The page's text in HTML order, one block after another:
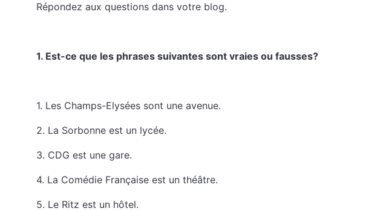
Répondez aux questions dans votre blog.
1. Est-ce que les phrases suivantes sont vraies ou fausses?
1. Les Champs-Elysées sont une avenue.
2. La Sorbonne est un lycée.
3. CDG est une gare.
4. La Comédie Française est un théâtre.
5. Le Ritz est un hôtel.